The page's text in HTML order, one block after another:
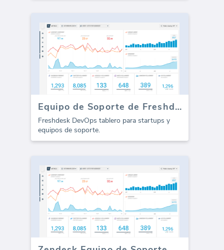
Equipo de Soporte de Freshdesk (Freshdesk Support Team) Rendimiento (Performance)
Freshdesk DevOps tablero para startups y
equipos de soporte.